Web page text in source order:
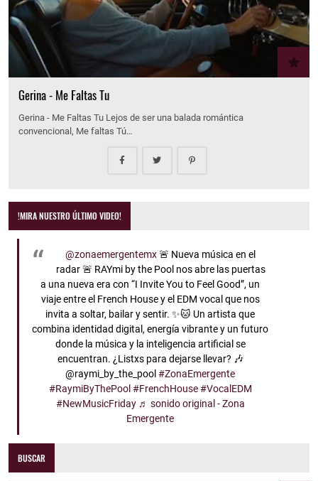
Gerina - Me Faltas Tu
Gerina - Me Faltas Tu Lejos de ser una balada romántica
convencional, Me faltas Tú…
!MIRA NUESTRO ÚLTIMO VIDEO!
@zonaemergentemx🚨 Nueva música en el
radar 🚨 RAYmi by the Pool nos abre las puertas
a una nueva era con “I Invite You to Feel Good”, un
viaje entre el French House y el EDM vocal que nos
invita a soltar, bailar y sentir. ✨🐱 Un artista que
combina identidad digital, energía vibrante y un futuro
donde la música y la inteligencia artificial se
encuentran. ¿Listxs para dejarse llevar? 🎶
@raymi_by_the_pool#ZonaEmergente
#RaymiByThePool #FrenchHouse #VocalEDM
#NewMusicFriday ♬ sonido original - Zona
Emergente
BUSCAR